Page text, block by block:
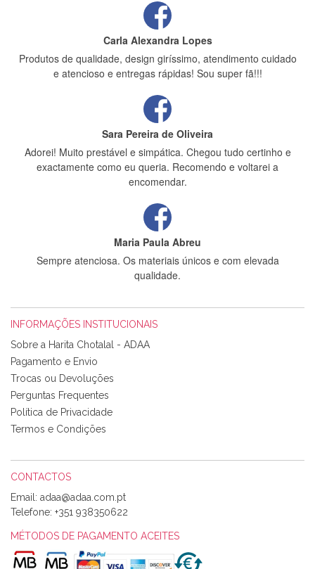
Carla Alexandra Lopes
Produtos de qualidade, design giríssimo, atendimento cuidado
e atencioso e entregas rápidas! Sou super fã!!!
Sara Pereira de Oliveira
Adorei! Muito prestável e simpática. Chegou tudo certinho e
exactamente como eu queria. Recomendo e voltarei a
encomendar.
Maria Paula Abreu
Sempre atenciosa. Os materiais únicos e com elevada
qualidade.
Tudo chegou em condições, pois os produtos vieram muito
bem acondicionados. Estou plenamente satisfeita com os
produtos adquiridos. Relativamente à bolsa, tem um tecido
com um padrão e cores muito bonitas e a execução está
perfeitíssima. Futuramente penso voltar a comprar na vossa
loja, têm excelentes artigos a um preço muito justo. A
Alexandra Morais
Olá boa Noite. Os meus tecidos chegaram hoje. Muito
obrigada pelo miminho que dá um jeitaço pras minhas linhas
de bordar e não sei o que pões nos tecidos, mas que cheiram
maravilhosamente ... cheiram! :) Muito Obrigada.
INFORMAÇÕES INSTITUCIONAIS
Sobre a Harita Chotalal - ADAA
Pagamento e Envio
Trocas ou Devoluções
Perguntas Frequentes
Política de Privacidade
Termos e Condições
CONTACTOS
Email:
Telefone: +351 938350622
MÉTODOS DE PAGAMENTO ACEITES